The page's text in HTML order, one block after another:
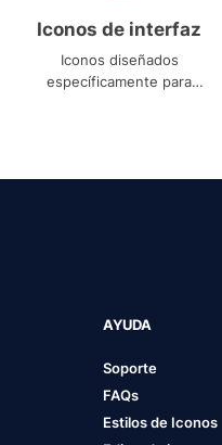
Iconos de interfaz
Iconos diseñados
específicamente para
AYUDA
Soporte
FAQs
Estilos de Iconos